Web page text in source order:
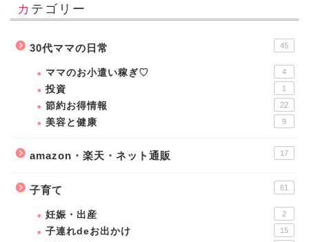
カテゴリー
30代ママの日常 45
ママのお小遣い稼ぎ♡ 4
投資 1
節約お得情報 22
美容と健康 9
amazon・楽天・ネット通販 17
子育て 61
妊娠・出産 2
子連れdeお出かけ 15